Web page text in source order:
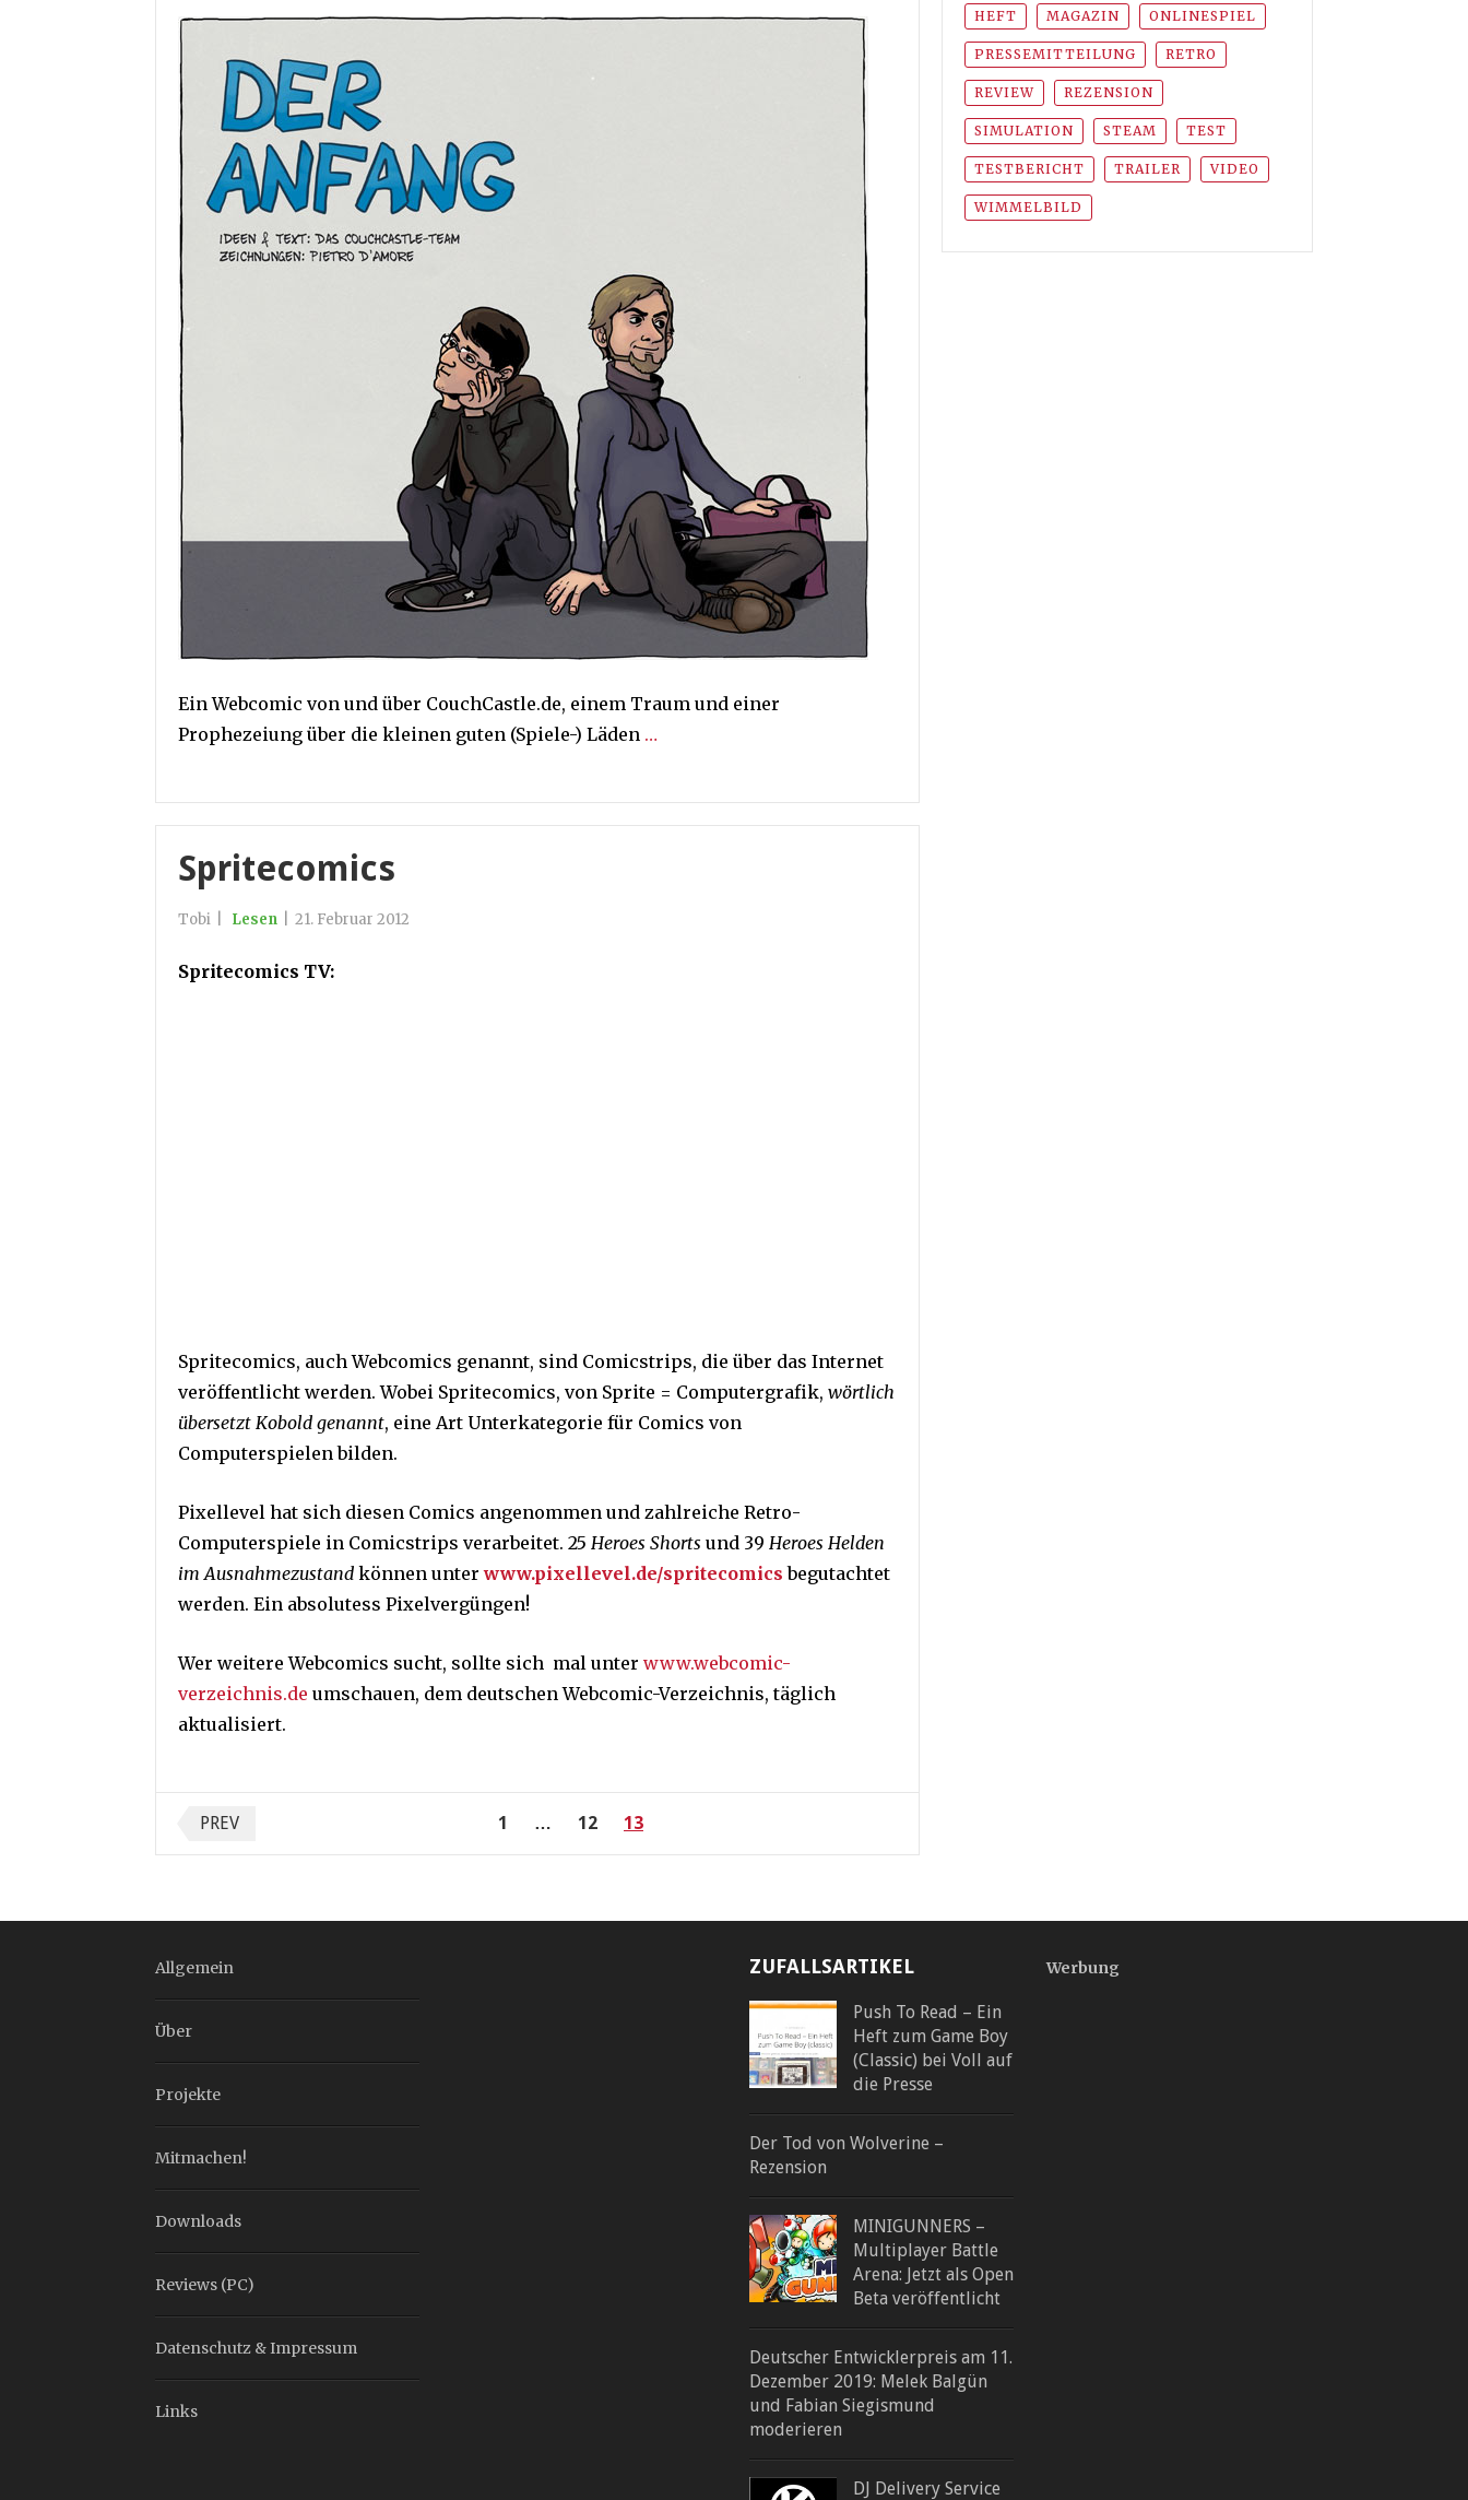
Ein Webcomic von und über CouchCastle.de, einem Traum und einer
Prophezeiung über die kleinen guten (Spiele-) Läden …
Spritecomics
Tobi Lesen 21. Februar 2012
Spritecomics TV:
Spritecomics, auch Webcomics genannt, sind Comicstrips, die über das Internet
veröffentlicht werden. Wobei Spritecomics, von Sprite = Computergrafik, wörtlich
übersetzt Kobold genannt, eine Art Unterkategorie für Comics von
Computerspielen bilden.
Pixellevel hat sich diesen Comics angenommen und zahlreiche Retro-
Computerspiele in Comicstrips verarbeitet. 25 Heroes Shorts und 39 Heroes Helden
im Ausnahmezustand können unterwww.pixellevel.de/spritecomics begutachtet
werden. Ein absolutess Pixelvergüngen!
Wer weitere Webcomics sucht, sollte sich mal unter www.webcomic-
verzeichnis.de umschauen, dem deutschen Webcomic-Verzeichnis, täglich
aktualisiert.
Seitennummerierung
der
PREV 1 … 12 13
HEFT MAGAZIN ONLINESPIEL
PRESSEMITTEILUNG RETRO
REVIEW REZENSION
SIMULATION STEAM TEST
TESTBERICHT TRAILER VIDEO
WIMMELBILD
Allgemein
Über
Projekte
Mitmachen!
Downloads
Reviews (PC)
Datenschutz & Impressum
Links
ZUFALLSARTIKEL
Push To Read – Ein
Heft zum Game Boy
(Classic) bei Voll auf
die Presse
Der Tod von Wolverine –
Rezension
MINIGUNNERS –
Multiplayer Battle
Arena: Jetzt als Open
Beta veröffentlicht
Deutscher Entwicklerpreis am 11.
Dezember 2019: Melek Balgün
und Fabian Siegismund
moderieren
DJ Delivery Service
Werbung